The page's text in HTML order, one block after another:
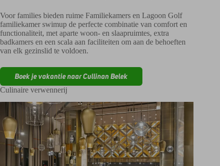
Voor families bieden ruime Familiekamers en Lagoon Golf
familiekamer swimup de perfecte combinatie van comfort en
functionaliteit, met aparte woon- en slaapruimtes, extra
badkamers en een scala aan faciliteiten om aan de behoeften
van elk gezinslid te voldoen.
Boek je vakantie naar Cullinan Belek
Culinaire verwennerij